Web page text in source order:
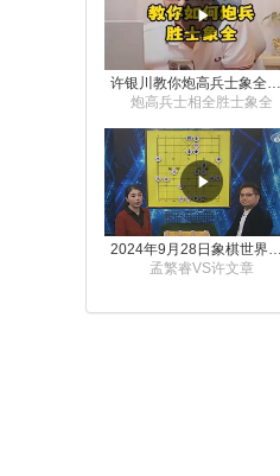
炮高兵士相全胜士象全
2024年9月28日象棋世界栏目，刘君、蒋川讲解了第九届杨官璘杯象棋公开赛孟繁睿与许文章的对局
孟繁睿VS许文章